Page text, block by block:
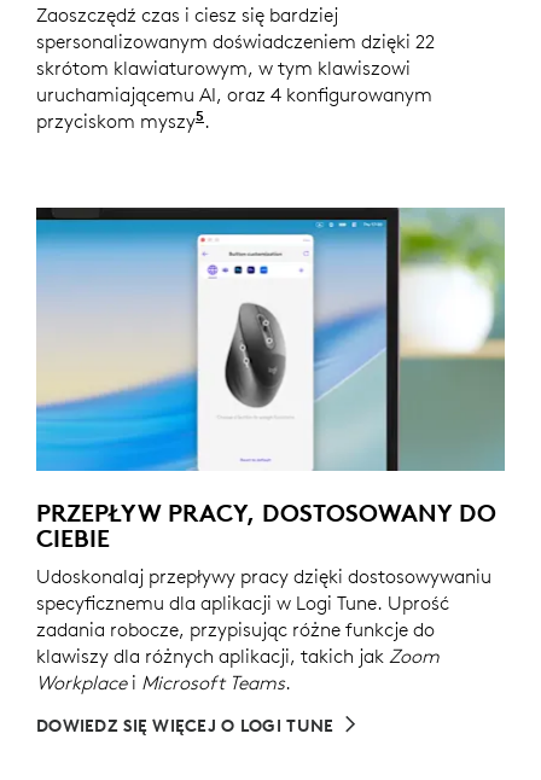
Zaoszczędź czas i ciesz się bardziej
spersonalizowanym doświadczeniem dzięki 22
skrótom klawiaturowym, w tym klawiszowi
uruchamiającemu AI, oraz 4 konfigurowanym
przyciskom myszy5 Konfigurowanie urządzenia
.
PRZEPŁYW PRACY, DOSTOSOWANY DO
CIEBIE
Udoskonalaj przepływy pracy dzięki dostosowywaniu
specyficznemu dla aplikacji w Logi Tune. Uprość
zadania robocze, przypisując różne funkcje do
klawiszy dla różnych aplikacji, takich jak Zoom
Workplacei Microsoft Teams.
DOWIEDZ SIĘ WIĘCEJ O LOGI TUNE